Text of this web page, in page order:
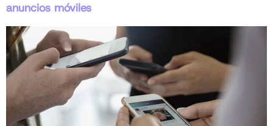
anuncios móviles